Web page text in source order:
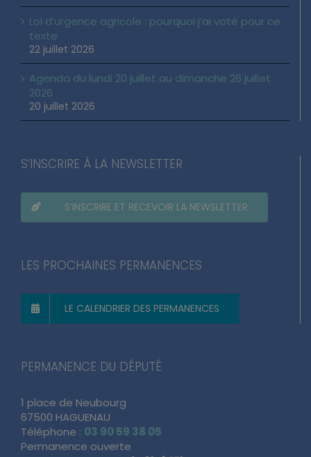
Loi d’urgence agricole : pourquoi j’ai voté pour ce
texte
22 juillet 2026
Agenda du lundi 20 juillet au dimanche 26 juillet
2026
20 juillet 2026
S’INSCRIRE À LA NEWSLETTER
S’INSCRIRE ET RECEVOIR LA NEWSLETTER
LES PROCHAINES PERMANENCES
LE CALENDRIER DES PERMANENCES
PERMANENCE DU DÉPUTÉ
1 place de Neubourg
67500 HAGUENAU
Téléphone : 03 90 59 38 05
Permanence ouverte